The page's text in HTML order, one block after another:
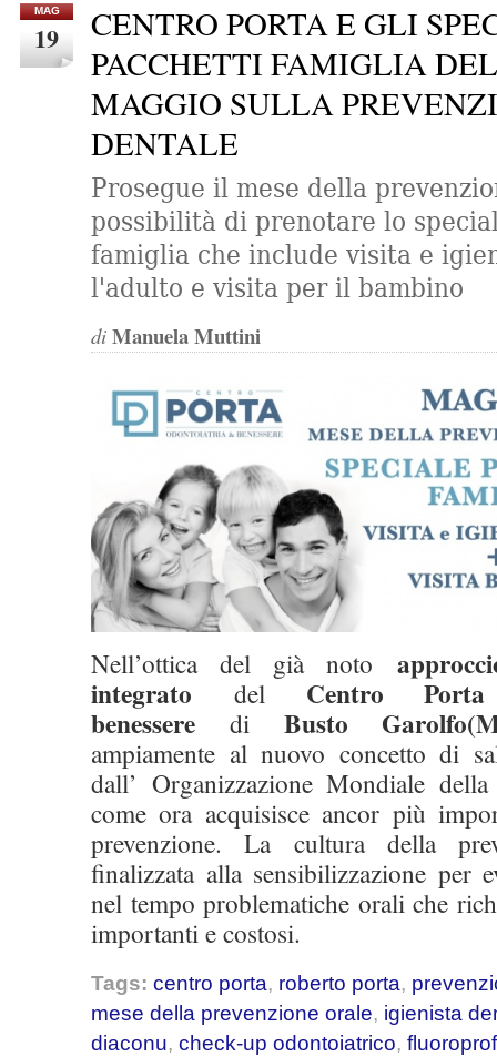
MAG
19
CENTRO PORTA E GLI
PACCHETTI FAMIGLIA
MAGGIO SULLA
DENTALE
Prosegue il mese della
possibilità di prenotare lo
famiglia che include visita e
l'adulto e visita per il bambino
di Manuela Muttini
Nell’ottica del già noto
integrato del Centro
benessere diBusto
ampiamente al nuovo concetto di
dall’ Organizzazione Mondiale
come ora acquisisce ancor più
prevenzione. La cultura della
finalizzata alla sensibilizzazione per
nel tempo problematiche orali che
importanti e costosi.
Tags: centro porta, roberto porta,
mese della prevenzione orale, igienista
diaconu, check-up odontoiatrico,